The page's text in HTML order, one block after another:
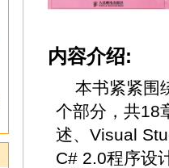
内容介绍:
本书紧紧围
个部分，共18
述、Visual
C# 2.0程序设